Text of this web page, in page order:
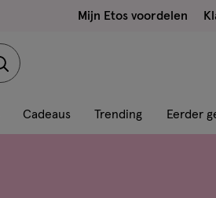
Mijn Etos voordelen
Cadeaus Trending Eerder